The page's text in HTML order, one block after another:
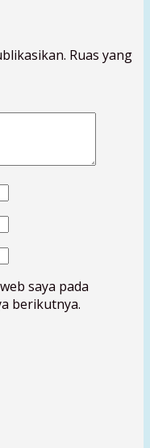
Ruas yang
saya pada
berikutnya.